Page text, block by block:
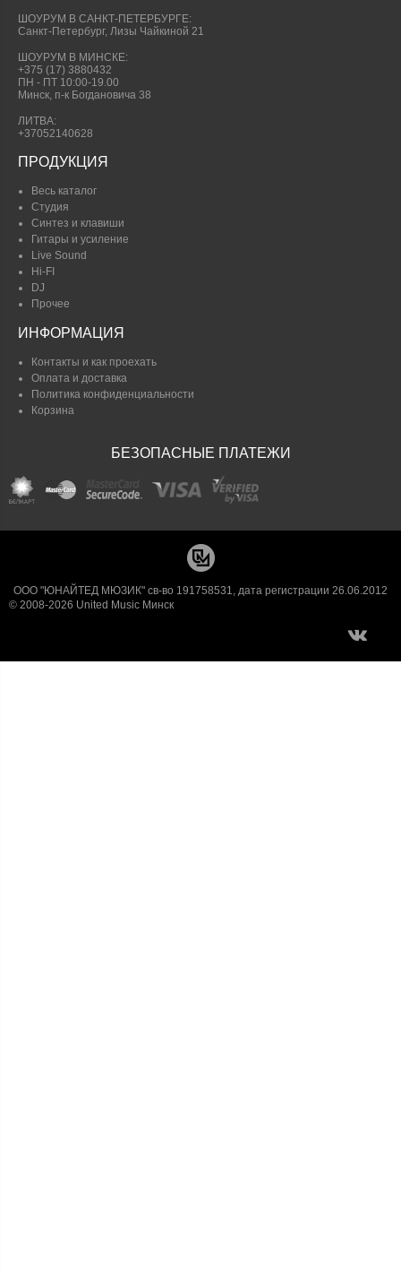
ШОУРУМ В САНКТ-ПЕТЕРБУРГЕ:
Санкт-Петербург, Лизы Чайкиной 21
ШОУРУМ В МИНСКЕ:
+375 (17) 3880432
ПН - ПТ 10:00-19.00
Минск, п-к Богдановича 38
ЛИТВА:
+37052140628
ПРОДУКЦИЯ
Весь каталог
Студия
Синтез и клавиши
Гитары и усиление
Live Sound
Hi-FI
DJ
Прочее
ИНФОРМАЦИЯ
Контакты и как проехать
Оплата и доставка
Политика конфиденциальности
Корзина
БЕЗОПАСНЫЕ ПЛАТЕЖИ
ООО "ЮНАЙТЕД МЮЗИК" св-во 191758531, дата регистрации 26.06.2012
© 2008-2026 United Music Минск